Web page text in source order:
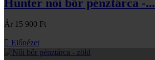
Hunter női bőr pénztárca -...
Ár 15 900 Ft
 Előnézet